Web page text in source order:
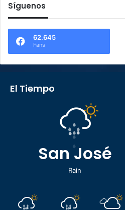
Síguenos
62.645
Fans
El Tiempo
San José
Rain